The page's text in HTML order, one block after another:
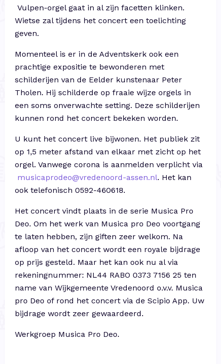
Vulpen-orgel gaat in al zijn facetten klinken.
Wietse zal tijdens het concert een toelichting
geven.
Momenteel is er in de Adventskerk ook een
prachtige expositie te bewonderen met
schilderijen van de Eelder kunstenaar Peter
Tholen. Hij schilderde op fraaie wijze orgels in
een soms onverwachte setting. Deze schilderijen
kunnen rond het concert bekeken worden.
U kunt het concert live bijwonen. Het publiek zit
op 1,5 meter afstand van elkaar met zicht op het
orgel. Vanwege corona is aanmelden verplicht via
musicaprodeo@vredenoord-assen.nl. Het kan
ook telefonisch 0592-460618.
Het concert vindt plaats in de serie Musica Pro
Deo. Om het werk van Musica pro Deo voortgang
te laten hebben, zijn giften zeer welkom. Na
afloop van het concert wordt een royale bijdrage
op prijs gesteld. Maar het kan ook nu al via
rekeningnummer: NL44 RABO 0373 7156 25 ten
name van Wijkgemeente Vredenoord o.v.v. Musica
pro Deo of rond het concert via de Scipio App. Uw
bijdrage wordt zeer gewaardeerd.
Werkgroep Musica Pro Deo.